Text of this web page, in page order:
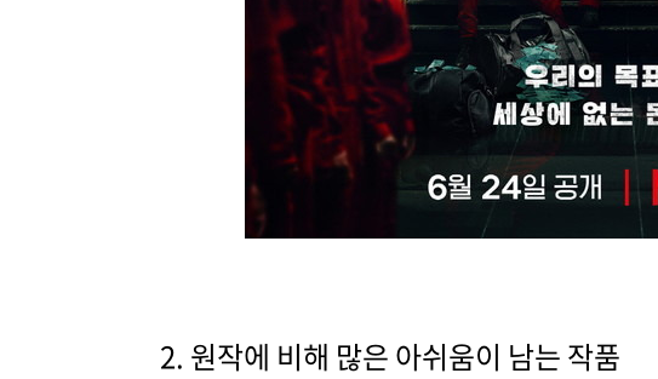
2. 원작에 비해 많은 아쉬움이 남는 작품